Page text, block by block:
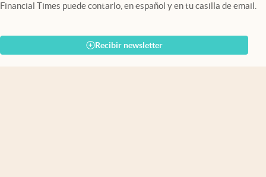
Financial Times puede contarlo, en español y en tu casilla de email.
Recibir newsletter